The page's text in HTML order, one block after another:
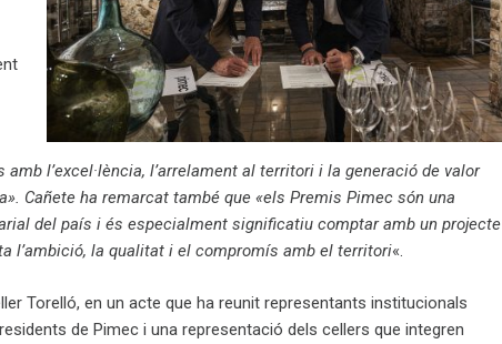
l’excel·lència, l’arrelament al territori i la generació de valor
Cañete ha remarcat també que «els Premis Pimec són una
del país i és especialment significatiu comptar amb un projecte
l’ambició, la qualitat i el compromís amb el territori«.
Torelló, en un acte que ha reunit representants institucionals
de Pimec i una representació dels cellers que integren